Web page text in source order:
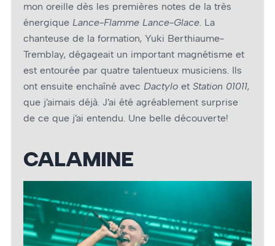
mon oreille dès les premières notes de la très
énergique Lance-Flamme Lance-Glace. La
chanteuse de la formation, Yuki Berthiaume-
Tremblay, dégageait un important magnétisme et
est entourée par quatre talentueux musiciens. Ils
ont ensuite enchaîné avec Dactylo et Station 01011,
que j’aimais déjà. J’ai été agréablement surprise
de ce que j’ai entendu. Une belle découverte!
CALAMINE